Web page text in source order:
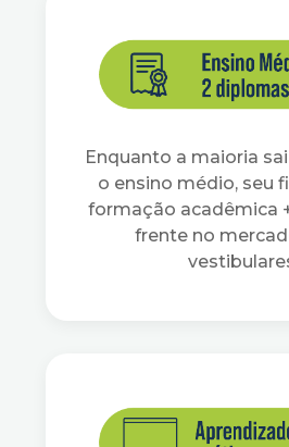
Enquanto a maioria
o ensino médio, seu
formação acadêmica
frente no